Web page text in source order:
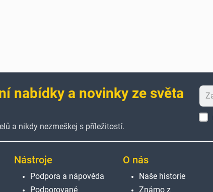
nabídky a novinky ze světa
a nikdy nezmeškej s příležitostí.
Nástroje
Podpora a nápověda
Podporované
O nás
Naše historie
Známo z